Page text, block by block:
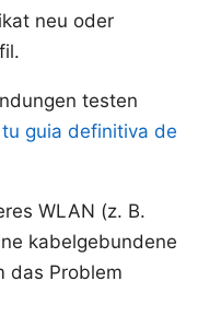
neu oder
testen
guia definitiva de
WLAN (z. B.
kabelgebundene
das Problem